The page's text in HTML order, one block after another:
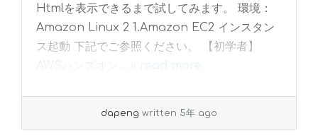
Htmlを表示できるまで試してみます。 環境：
Amazon Linux 2 1.Amazon EC2 インスタン
ス起動 下記でご参照ください。 【初学者】
read more
dapeng written 5年 ago